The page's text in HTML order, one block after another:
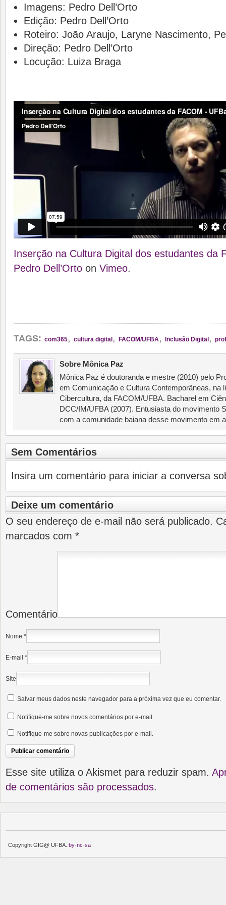
Imagens: Pedro Dell’Orto
Edição: Pedro Dell’Orto
Roteiro: João Araujo, Laryne Nascimento,
Direção: Pedro Dell’Orto
Locução: Luiza Braga
Inserção na Cultura Digital dos estudantes da
Pedro Dell’Orto on Vimeo.
TAGS: com365, cultura digital , FACOM/UFBA, Inclusão Digital ,
Sobre Mônica Paz
Mônica Paz é doutoranda e mestre (2010) pelo
em Comunicação e Cultura Contemporâneas, na
Cibercultura, da FACOM/UFBA. Bacharel em
DCC/IM/UFBA (2007). Entusiasta do movimento
com a comunidade baiana desse movimento em
Sem Comentários
Insira um comentário para iniciar a conversa
Deixe um comentário
O seu endereço de e-mail não será publicado.
marcados com *
Comentário
Nome *
E-mail *
Site
Salvar meus dados neste navegador para a próxima vez que eu comentar.
Notifique-me sobre novos comentários por e-mail.
Notifique-me sobre novas publicações por e-mail.
Esse site utiliza o Akismet para reduzir spam.
de comentários são processados.
Copyright GIG@ UFBA. by-nc-sa